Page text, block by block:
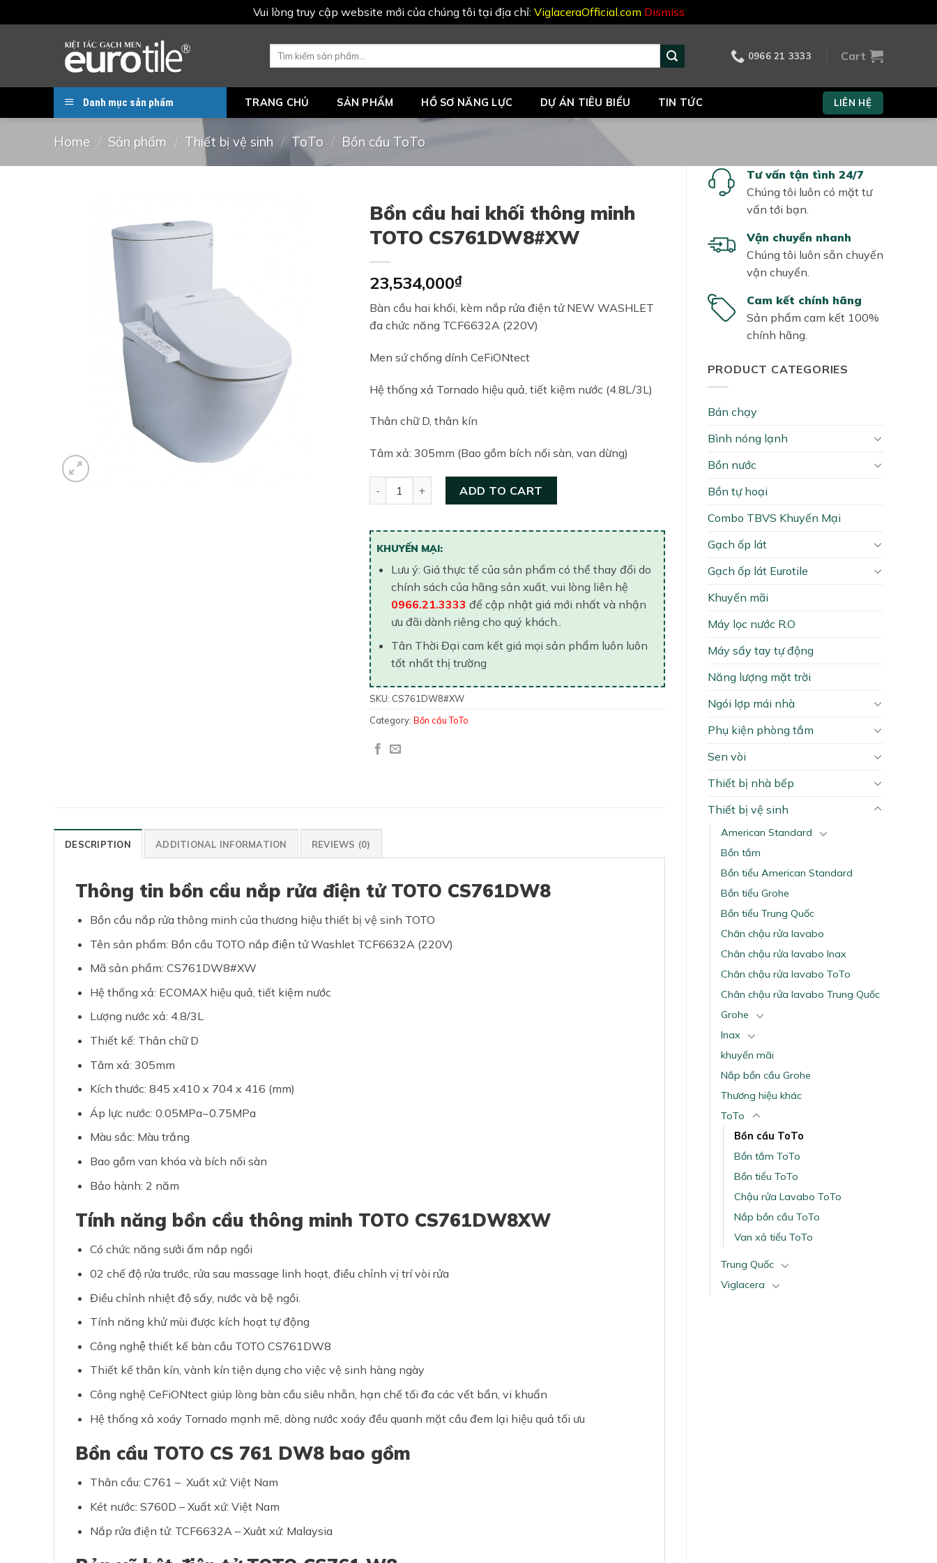
Vui lòng truy cập website mới của chúng tôi tại địa chỉ: ViglaceraOfficial.com Dismiss
Search
0966 21 3333 Cart
Danh mục sản phẩm TRANG CHỦ SẢN PHẨM HỒ SƠ NĂNG LỰC DỰ ÁN TIÊU BIỂU TIN TỨC LIÊN HỆ
Home / Sản phẩm / Thiết bị vệ sinh / ToTo / Bồn cầu ToTo
Tư vấn tận tình 24/7
Chúng tôi luôn có mặt tư
vấn tới bạn.
Vận chuyển nhanh
Chúng tôi luôn sẵn chuyến
vận chuyển.
Cam kết chính hãng
Sản phẩm cam kết 100%
chính hãng.
PRODUCT CATEGORIES
Bán chạy
Bình nóng lạnh
Bồn nước
Bồn tự hoại
Combo TBVS Khuyến Mại
Gạch ốp lát
Gạch ốp lát Eurotile
Khuyến mãi
Máy lọc nước R.O
Máy sấy tay tự động
Năng lượng mặt trời
Ngói lợp mái nhà
Phụ kiện phòng tắm
Sen vòi
Thiết bị nhà bếp
Thiết bị vệ sinh
American Standard
Bồn tắm
Bồn tiểu American Standard
Bồn tiểu Grohe
Bồn tiểu Trung Quốc
Chân chậu rửa lavabo
Chân chậu rửa lavabo Inax
Chân chậu rửa lavabo ToTo
Chân chậu rửa lavabo Trung Quốc
Grohe
Inax
khuyến mãi
Nắp bồn cầu Grohe
Thương hiệu khác
ToTo
Bồn cầu ToTo
Bồn tắm ToTo
Bồn tiểu ToTo
Chậu rửa Lavabo ToTo
Nắp bồn cầu ToTo
Van xả tiểu ToTo
Trung Quốc
Viglacera
Bồn cầu hai khối thông minh
TOTO CS761DW8#XW
23,534,000₫
Bàn cầu hai khối, kèm nắp rửa điện tử NEW WASHLET
đa chức năng TCF6632A (220V)
Men sứ chống dính CeFiONtect
Hệ thống xả Tornado hiệu quả, tiết kiệm nước (4.8L/3L)
Thân chữ D, thân kín
Tâm xả: 305mm (Bao gồm bích nối sàn, van dừng)
ADD TO CART
KHUYẾN MẠI:
Lưu ý: Giá thực tế của sản phẩm có thể thay đổi do
chính sách của hãng sản xuất, vui lòng liên hệ
0966.21.3333 để cập nhật giá mới nhất và nhận
ưu đãi dành riêng cho quý khách..
Tân Thời Đại cam kết giá mọi sản phẩm luôn luôn
tốt nhất thị trường
SKU: CS761DW8#XW
Category:Bồn cầu ToTo
DESCRIPTION ADDITIONAL INFORMATION REVIEWS (0)
Thông tin bồn cầu nắp rửa điện tử TOTO CS761DW8
Bồn cầu nắp rửa thông minh của thương hiệu thiết bị vệ sinh TOTO
Tên sản phẩm: Bồn cầu TOTO nắp điện tử Washlet TCF6632A (220V)
Mã sản phẩm: CS761DW8#XW
Hệ thống xả: ECOMAX hiệu quả, tiết kiệm nước
Lượng nước xả: 4.8/3L
Thiết kế: Thân chữ D
Tâm xả: 305mm
Kích thước: 845 x410 x 704 x 416 (mm)
Áp lực nước: 0.05MPa~0.75MPa
Màu sắc: Màu trắng
Bao gồm van khóa và bích nối sàn
Bảo hành: 2 năm
Tính năng bồn cầu thông minh TOTO CS761DW8XW
Có chức năng sưởi ấm nắp ngồi
02 chế độ rửa trước, rửa sau massage linh hoạt, điều chỉnh vị trí vòi rửa
Điều chỉnh nhiệt độ sấy, nước và bệ ngồi.
Tính năng khử mùi được kích hoạt tự động
Công nghệ thiết kế bàn cầu TOTO CS761DW8
Thiết kế thân kín, vành kín tiện dụng cho việc vệ sinh hàng ngày
Công nghệ CeFiONtect giúp lòng bàn cầu siêu nhẵn, hạn chế tối đa các vết bẩn, vi khuẩn
Hệ thống xả xoáy Tornado mạnh mẽ, dòng nước xoáy đều quanh mặt cầu đem lại hiệu quả tối ưu
Bồn cầu TOTO CS 761 DW8​ bao gồm
Thân cầu: C761 – Xuất xứ: Việt Nam
Két nước: S760D – Xuất xứ: Việt Nam
Nắp rửa điện tử: TCF6632A – Xuât xứ: Malaysia